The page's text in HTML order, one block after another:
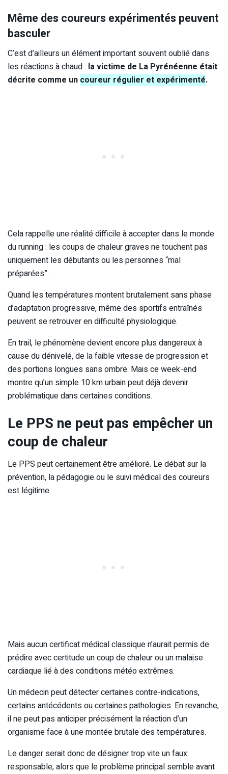
Même des coureurs expérimentés peuvent
basculer
C’est d’ailleurs un élément important souvent oublié dans
les réactions à chaud : la victime de La Pyrénéenne était
décrite comme un coureur régulier et expérimenté.
Cela rappelle une réalité difficile à accepter dans le monde
du running : les coups de chaleur graves ne touchent pas
uniquement les débutants ou les personnes “mal
préparées”.
Quand les températures montent brutalement sans phase
d’adaptation progressive, même des sportifs entraînés
peuvent se retrouver en difficulté physiologique.
En trail, le phénomène devient encore plus dangereux à
cause du dénivelé, de la faible vitesse de progression et
des portions longues sans ombre. Mais ce week-end
montre qu’un simple 10 km urbain peut déjà devenir
problématique dans certaines conditions.
Le PPS ne peut pas empêcher un
coup de chaleur
Le PPS peut certainement être amélioré. Le débat sur la
prévention, la pédagogie ou le suivi médical des coureurs
est légitime.
Mais aucun certificat médical classique n’aurait permis de
prédire avec certitude un coup de chaleur ou un malaise
cardiaque lié à des conditions météo extrêmes.
Un médecin peut détecter certaines contre-indications,
certains antécédents ou certaines pathologies. En revanche,
il ne peut pas anticiper précisément la réaction d’un
organisme face à une montée brutale des températures.
Le danger serait donc de désigner trop vite un faux
responsable, alors que le problème principal semble avant